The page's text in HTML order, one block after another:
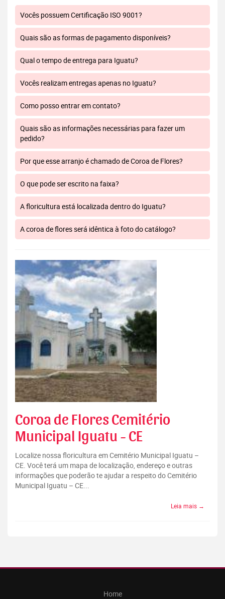
Vocês possuem Certificação ISO 9001?
Quais são as formas de pagamento disponíveis?
Qual o tempo de entrega para Iguatu?
Vocês realizam entregas apenas no Iguatu?
Como posso entrar em contato?
Quais são as informações necessárias para fazer um
pedido?
Por que esse arranjo é chamado de Coroa de Flores?
O que pode ser escrito na faixa?
A floricultura está localizada dentro do Iguatu?
A coroa de flores será idêntica à foto do catálogo?
Coroa de Flores Cemitério
Municipal Iguatu - CE
Localize nossa floricultura em Cemitério Municipal Iguatu –
CE. Você terá um mapa de localização, endereço e outras
informações que poderão te ajudar a respeito do Cemitério
Municipal Iguatu – CE...
Leia mais →
Home